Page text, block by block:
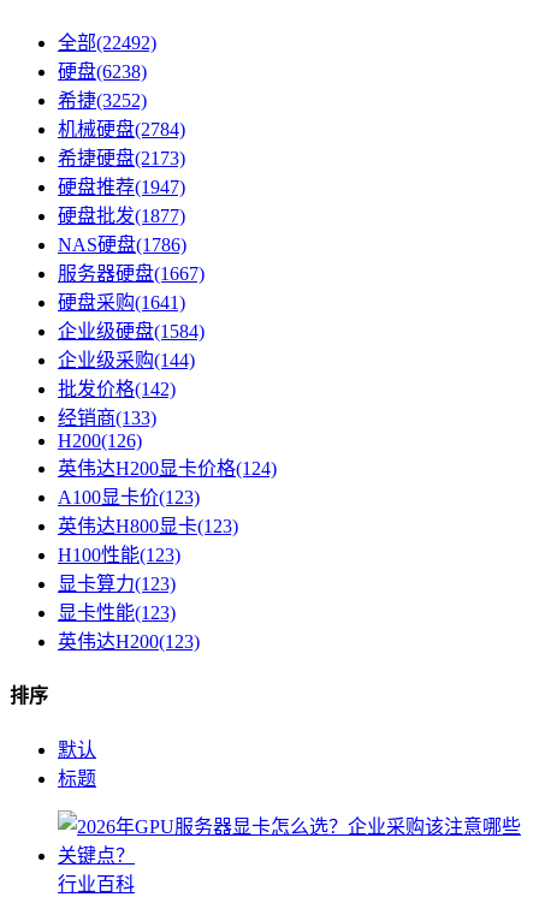
全部(22492)
硬盘(6238)
希捷(3252)
机械硬盘(2784)
希捷硬盘(2173)
硬盘推荐(1947)
硬盘批发(1877)
NAS硬盘(1786)
服务器硬盘(1667)
硬盘采购(1641)
企业级硬盘(1584)
企业级采购(144)
批发价格(142)
经销商(133)
H200(126)
英伟达H200显卡价格(124)
A100显卡价(123)
英伟达H800显卡(123)
H100性能(123)
显卡算力(123)
显卡性能(123)
英伟达H200(123)
排序
默认
标题
行业百科